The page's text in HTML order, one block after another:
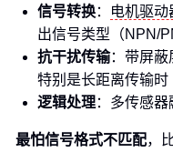
信号转换： 电机驱动
出信号类型（NPN/
抗干扰传输：带屏蔽
特别是长距离传输时
逻辑处理：多传感
最怕信号格式不匹配，